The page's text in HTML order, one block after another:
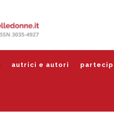
autrici e autori